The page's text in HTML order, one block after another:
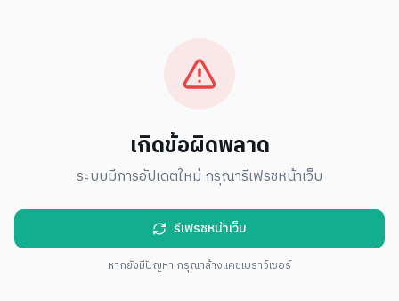
เกิดข้อผิดพลาด
ระบบมีการอัปเดตใหม่ กรุณารีเฟรชหน้าเว็บ
รีเฟรชหน้าเว็บ
หากยังมีปัญหา กรุณาล้างแคชเบราว์เซอร์